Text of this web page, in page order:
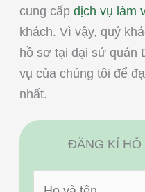
cung cấp dịch vụ làm
khách. Vì vậy, quý
hồ sơ tại đại sứ quán
vụ của chúng tôi để
nhất.
ĐĂNG KÍ HỖ